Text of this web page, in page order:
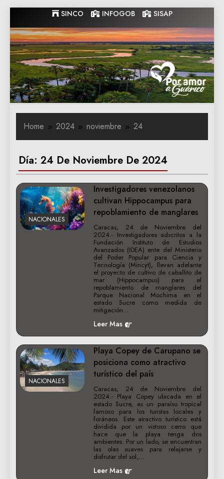
to
content
SINCO INFOGOB SISAP
Gobernacion
de Guarico
Gobernacion de Guarico
Home 2024 noviembre 24
Día: 24 De Noviembre De 2024
NACIONALES
Investigadores venezolanos
cultivan Hippocampus para
repoblamiento de manglares
Caracas, 24 de Noviembre del
2024.- Investigadores adscritos a la
Fundación Instituto de Estudios
Avanzados (IDEA) ente del Ministerio
del Poder Popular para Ciencia y
Tecnología (Mincyt), llevan adelante
el proyecto de cultivo de caballito de
mar (Hippocampus) para el
repoblamiento de manglares del
Parque Nacional Mochima en el
estado Sucre como medida de
mitigación…
Leer Mas
NACIONALES
Playa Copey de Carupano se
posiciona como atractivo
turístico del país
Caracas, 24 de Noviembre del
2024.- Playa Copey ubicada en el
estado Sucre, es un paraíso tropical
famoso para los turistas locales y
foráneos. Este atractivo turístico está
dividida por un vistoso cerro que
hace que la playa tenga dos
ambientes. Por un lado, se encuentran
las olas suaves para relajarse y
disfrutar del sol,…
Leer Mas